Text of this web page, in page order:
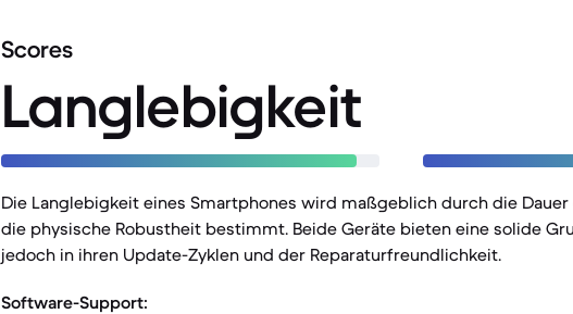
Scores
Langlebigkeit
Die Langlebigkeit eines Smartphones wird maßgeblich durch die
die physische Robustheit bestimmt. Beide Geräte bieten eine solide
jedoch in ihren Update-Zyklen und der Reparaturfreundlichkeit.
Software-Support: